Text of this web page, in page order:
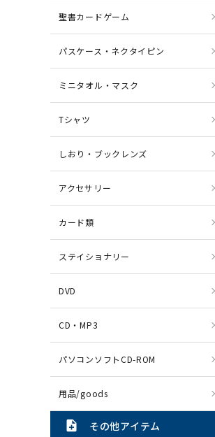
聖書カードゲーム
パスケース・ネクタイピン
ミニタオル・マスク
Tシャツ
しおり・ブックレンズ
アクセサリー
カード類
ステイショナリー
DVD
CD・MP3
パソコンソフトCD-ROM
用品/goods
note_add その他アイテム